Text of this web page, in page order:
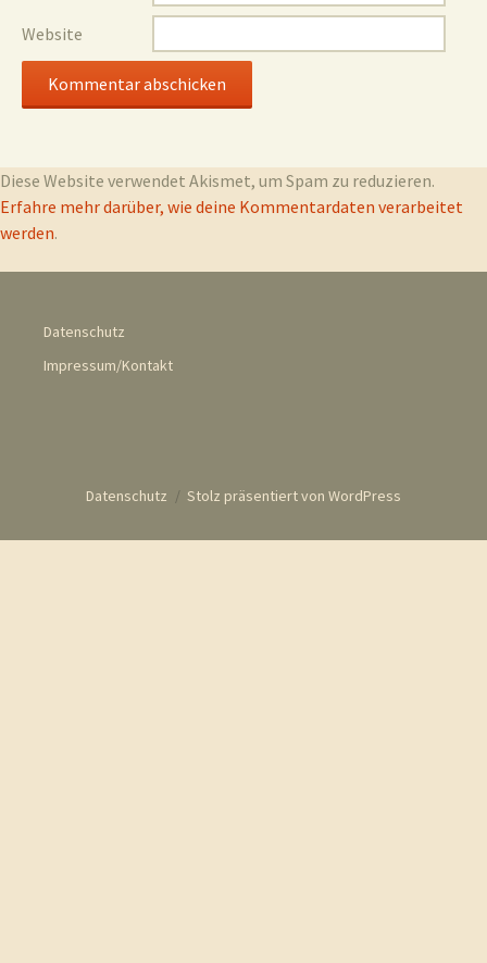
Website
Diese Website verwendet Akismet, um Spam zu reduzieren.
Erfahre mehr darüber, wie deine Kommentardaten verarbeitet
werden.
Datenschutz
Impressum/Kontakt
Datenschutz Stolz präsentiert von WordPress